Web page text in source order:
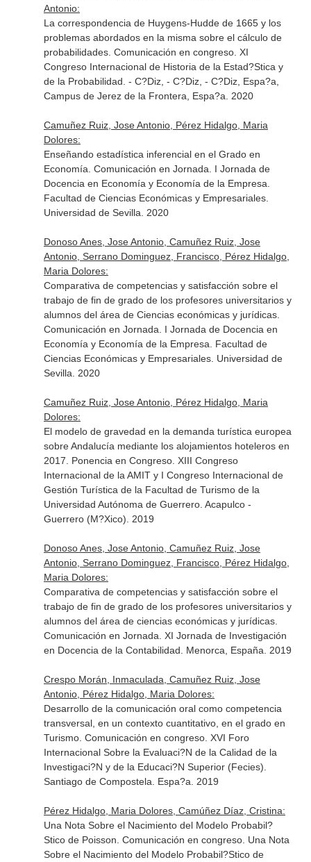
Antonio:
La correspondencia de Huygens-Hudde de 1665 y los
problemas abordados en la misma sobre el cálculo de
probabilidades. Comunicación en congreso. XI
Congreso Internacional de Historia de la Estad?Stica y
de la Probabilidad. - C?Diz, - C?Diz, - C?Diz, Espa?a,
Campus de Jerez de la Frontera, Espa?a. 2020
Camuñez Ruiz, Jose Antonio, Pérez Hidalgo, Maria
Dolores:
Enseñando estadística inferencial en el Grado en
Economía. Comunicación en Jornada. I Jornada de
Docencia en Economía y Economía de la Empresa.
Facultad de Ciencias Económicas y Empresariales.
Universidad de Sevilla. 2020
Donoso Anes, Jose Antonio, Camuñez Ruiz, Jose
Antonio, Serrano Dominguez, Francisco, Pérez Hidalgo,
Maria Dolores:
Comparativa de competencias y satisfacción sobre el
trabajo de fin de grado de los profesores universitarios y
alumnos del área de Ciencias económicas y jurídicas.
Comunicación en Jornada. I Jornada de Docencia en
Economía y Economía de la Empresa. Facultad de
Ciencias Económicas y Empresariales. Universidad de
Sevilla. 2020
Camuñez Ruiz, Jose Antonio, Pérez Hidalgo, Maria
Dolores:
El modelo de gravedad en la demanda turística europea
sobre Andalucía mediante los alojamientos hoteleros en
2017. Ponencia en Congreso. XIII Congreso
Internacional de la AMIT y I Congreso Internacional de
Gestión Turística de la Facultad de Turismo de la
Universidad Autónoma de Guerrero. Acapulco -
Guerrero (M?Xico). 2019
Donoso Anes, Jose Antonio, Camuñez Ruiz, Jose
Antonio, Serrano Dominguez, Francisco, Pérez Hidalgo,
Maria Dolores:
Comparativa de competencias y satisfacción sobre el
trabajo de fin de grado de los profesores universitarios y
alumnos del área de ciencias económicas y jurídicas.
Comunicación en Jornada. XI Jornada de Investigación
en Docencia de la Contabilidad. Menorca, España. 2019
Crespo Morán, Inmaculada, Camuñez Ruiz, Jose
Antonio, Pérez Hidalgo, Maria Dolores:
Desarrollo de la comunicación oral como competencia
transversal, en un contexto cuantitativo, en el grado en
Turismo. Comunicación en congreso. XVI Foro
Internacional Sobre la Evaluaci?N de la Calidad de la
Investigaci?N y de la Educaci?N Superior (Fecies).
Santiago de Compostela. Espa?a. 2019
Pérez Hidalgo, Maria Dolores, Camúñez Díaz, Cristina:
Una Nota Sobre el Nacimiento del Modelo Probabil?
Stico de Poisson. Comunicación en congreso. Una Nota
Sobre el Nacimiento del Modelo Probabil?Stico de